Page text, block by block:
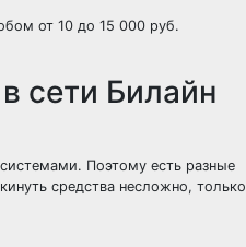
от 10 до 15 000 руб.
сети Билайн
Поэтому есть разные
средства несложно, только